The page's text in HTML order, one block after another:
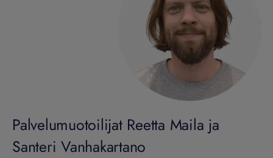
Palvelumuotoilijat Reetta Maila ja
Santeri Vanhakartano